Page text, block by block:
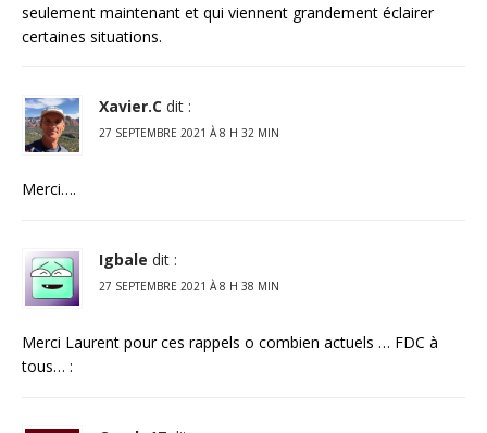
seulement maintenant et qui viennent grandement éclairer
certaines situations.
Xavier.C dit :
27 SEPTEMBRE 2021 À 8 H 32 MIN
Merci….
Igbale dit :
27 SEPTEMBRE 2021 À 8 H 38 MIN
Merci Laurent pour ces rappels o combien actuels … FDC à
tous… :